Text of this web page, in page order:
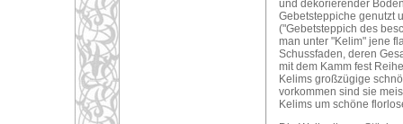
und dekorierender
Gebetsteppiche genutzt
("Gebetsteppich des
man unter "Kelim" jene
Schussfaden, deren
mit dem Kamm fest
Kelims großzügige
vorkommen sind sie
Kelims um schöne